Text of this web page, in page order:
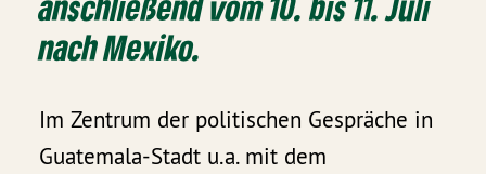
nach Mexiko.
Im Zentrum der politischen Gespräche in
Guatemala-Stadt u.a. mit dem